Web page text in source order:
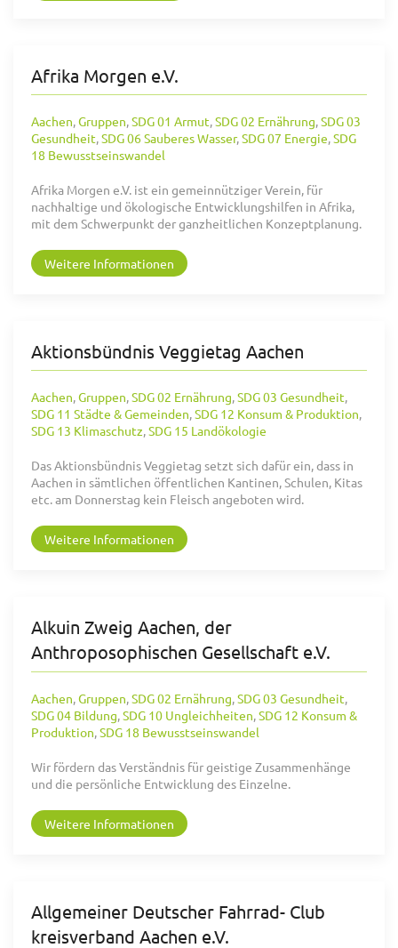
Afrika Morgen e.V.
Aachen,Gruppen,SDG 01 Armut,SDG 02 Ernährung,SDG 03
Gesundheit,SDG 06 Sauberes Wasser,SDG 07 Energie,SDG
18 Bewusstseinswandel
Afrika Morgen e.V. ist ein gemeinnütziger Verein, für
nachhaltige und ökologische Entwicklungshilfen in Afrika,
mit dem Schwerpunkt der ganzheitlichen Konzeptplanung.
Weitere Informationen
Aktionsbündnis Veggietag Aachen
Aachen,Gruppen,SDG 02 Ernährung,SDG 03 Gesundheit,
SDG 11 Städte & Gemeinden,SDG 12 Konsum & Produktion,
SDG 13 Klimaschutz,SDG 15 Landökologie
Das Aktionsbündnis Veggietag setzt sich dafür ein, dass in
Aachen in sämtlichen öffentlichen Kantinen, Schulen, Kitas
etc. am Donnerstag kein Fleisch angeboten wird.
Weitere Informationen
Alkuin Zweig Aachen, der
Anthroposophischen Gesellschaft e.V.
Aachen Gruppen SDG 02 Ernährung SDG 03 Gesundheit
SDG 04 Bildung SDG 10 Ungleichheiten SDG 12 Konsum &
Produktion SDG 18 Bewusstseinswandel
Wir fördern das Verständnis für geistige Zusammenhänge
und die persönliche Entwicklung des Einzelne.
Weitere Informationen
Allgemeiner Deutscher Fahrrad- Club
kreisverband Aachen e.V.